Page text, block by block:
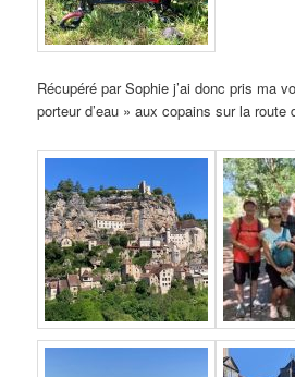
Récupéré par Sophie j’ai donc pris ma
porteur d’eau » aux copains sur la route